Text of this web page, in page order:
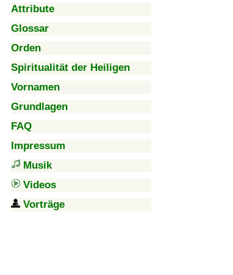
Attribute
Glossar
Orden
Spiritualität der Heiligen
Vornamen
Grundlagen
FAQ
Impressum
Musik
Videos
Vorträge